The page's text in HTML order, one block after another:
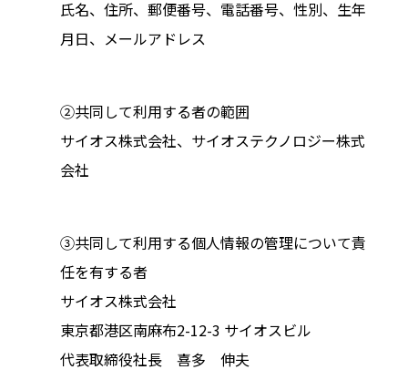
氏名、住所、郵便番号、電話番号、性別、生年
月日、メールアドレス
②共同して利用する者の範囲
サイオス株式会社、サイオステクノロジー株式
会社
③共同して利用する個人情報の管理について責
任を有する者
サイオス株式会社
東京都港区南麻布2-12-3 サイオスビル
代表取締役社長 喜多 伸夫